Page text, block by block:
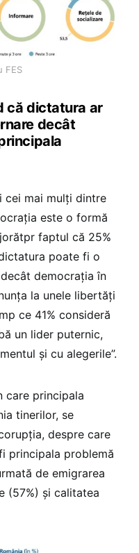
FES
că dictatura ar
decât
cei mai mulți dintre
este o formă
faptul că 25%
poate fi o
democrația în
la unele libertăți
ce 41% consideră
un lider puternic,
și cu alegerile”.
care principala
tinerilor, se
despre care
principala problemă
de emigrarea
(57%) și calitatea